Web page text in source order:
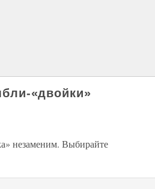
«двойки»
незаменим. Выбирайте